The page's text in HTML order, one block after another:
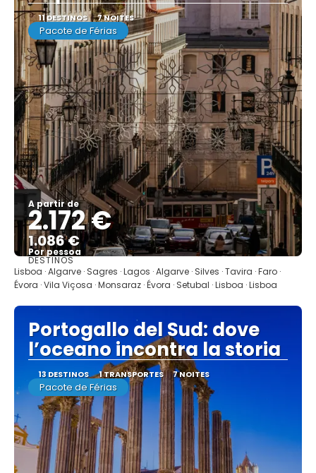
11 DESTINOS 7 NOITES
Pacote de Férias
A partir de
2.172 €
1.086 €
Por pessoa
Mostrar
DESTINOS
Lisboa · Algarve · Sagres · Lagos · Algarve · Silves · Tavira · Faro ·
Évora · Vila Viçosa · Monsaraz · Évora · Setubal · Lisboa · Lisboa
Portogallo del Sud: dove
l’oceano incontra la storia
13 DESTINOS 1 TRANSPORTES 7 NOITES
Pacote de Férias